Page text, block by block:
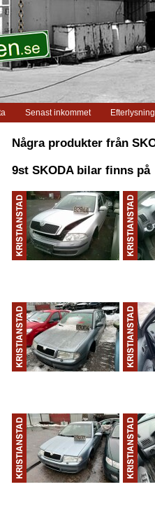
Senast inkommet Efterlysning
Några produkter från
9st SKODA bilar finns på